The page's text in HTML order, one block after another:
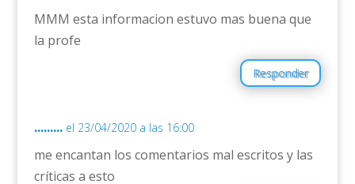
MMM esta informacion estuvo mas buena que
la profe
Responder
......... el 23/04/2020 a las 16:00
me encantan los comentarios mal escritos y las
críticas a esto